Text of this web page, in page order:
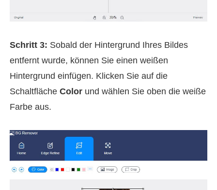
Schritt 3: Sobald der Hintergrund Ihres Bildes
entfernt wurde, können Sie einen weißen
Hintergrund einfügen. Klicken Sie auf die
Schaltfläche Color und wählen Sie oben die weiße
Farbe aus.